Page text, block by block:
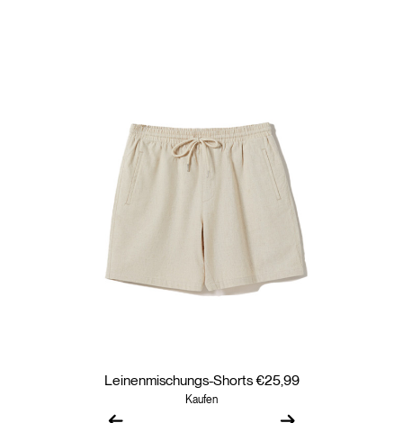
Leinenmischungs-Shorts €25,99
Kaufen